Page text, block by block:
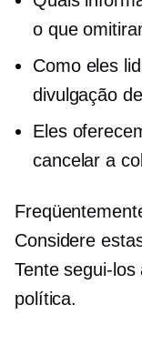
o que
Como eles
divulgação
Eles
cancelar a
Considere
Tente segui-
política.